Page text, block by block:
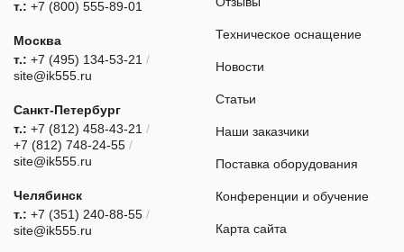
т.: +7 (800) 555-89-01
Москва
т.: +7 (495) 134-53-21 /
site@ik555.ru
Санкт-Петербург
т.: +7 (812) 458-43-21 /
+7 (812) 748-24-55 /
site@ik555.ru
Челябинск
т.: +7 (351) 240-88-55 /
site@ik555.ru
Техническое оснащение
Новости
Статьи
Наши заказчики
Поставка оборудования
Конференции и обучение
Карта сайта